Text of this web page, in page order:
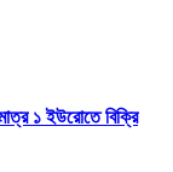
১ ইউরোতে বিক্রি